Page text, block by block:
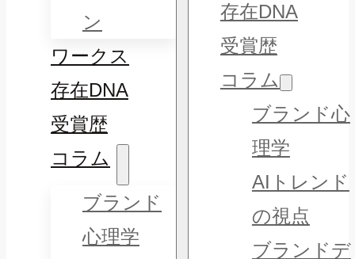
ン
ワークス
存在DNA
受賞歴
コラム
ブランド
心理学
存在DNA
受賞歴
コラム
ブランド心
理学
AIトレンド
の視点
ブランドデ